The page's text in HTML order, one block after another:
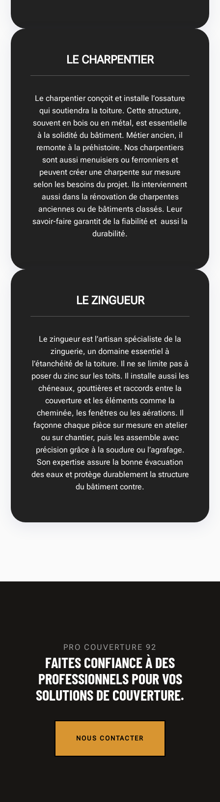
LE CHARPENTIER
Le charpentier conçoit et installe l’ossature
qui soutiendra la toiture. Cette structure,
souvent en bois ou en métal, est essentielle
à la solidité du bâtiment. Métier ancien, il
remonte à la préhistoire. Nos charpentiers
sont aussi menuisiers ou ferronniers et
peuvent créer une charpente sur mesure
selon les besoins du projet. Ils interviennent
aussi dans la rénovation de charpentes
anciennes ou de bâtiments classés. Leur
savoir-faire garantit de la fiabilité et aussi la
durabilité.
LE ZINGUEUR
Le zingueur est l’artisan spécialiste de la
zinguerie, un domaine essentiel à
l’étanchéité de la toiture. Il ne se limite pas à
poser du zinc sur les toits. Il installe aussi les
chéneaux, gouttières et raccords entre la
couverture et les éléments comme la
cheminée, les fenêtres ou les aérations. Il
façonne chaque pièce sur mesure en atelier
ou sur chantier, puis les assemble avec
précision grâce à la soudure ou l’agrafage.
Son expertise assure la bonne évacuation
des eaux et protège durablement la structure
du bâtiment contre.
PRO COUVERTURE 92
FAITES CONFIANCE À DES
PROFESSIONNELS POUR VOS
SOLUTIONS DE COUVERTURE.
NOUS CONTACTER